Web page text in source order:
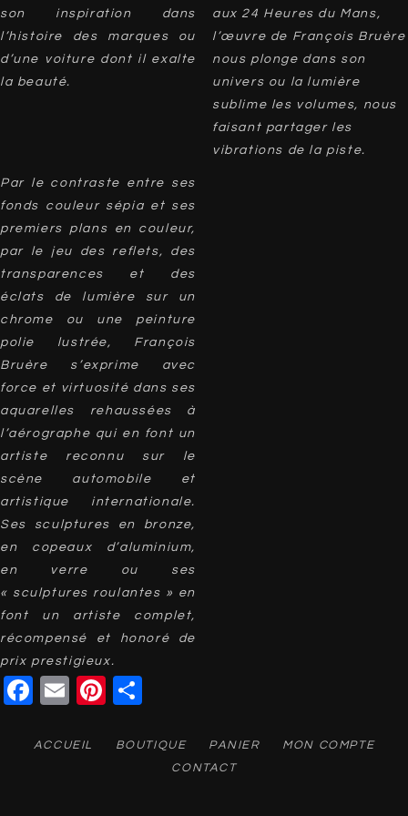
son inspiration dans
l’histoire des marques ou
d’une voiture dont il exalte
la beauté.
aux 24 Heures du Mans,
l’œuvre de François Bruère
nous plonge dans son
univers ou la lumière
sublime les volumes, nous
faisant partager les
vibrations de la piste.
Par le contraste entre ses
fonds couleur sépia et ses
premiers plans en couleur,
par le jeu des reflets, des
transparences et des
éclats de lumière sur un
chrome ou une peinture
polie lustrée, François
Bruère s’exprime avec
force et virtuosité dans ses
aquarelles rehaussées à
l’aérographe qui en font un
artiste reconnu sur le
scène automobile et
artistique internationale.
Ses sculptures en bronze,
en copeaux d’aluminium,
en verre ou ses
« sculptures roulantes » en
font un artiste complet,
récompensé et honoré de
prix prestigieux.
Facebook
EmailPinterest
ACCUEIL BOUTIQUE PANIER
MON COMPTE
CONTACT